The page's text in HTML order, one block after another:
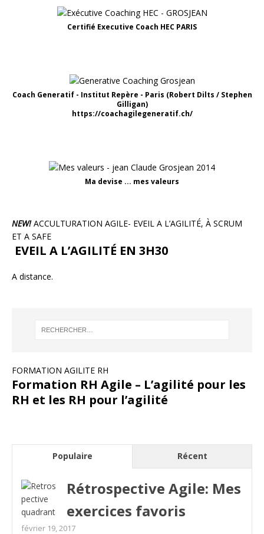
Certifié Executive Coach HEC PARIS
Coach Generatif - Institut Repère - Paris (Robert Dilts / Stephen
Gilligan)
https://coachagilegeneratif.ch/
Ma devise ... mes valeurs
NEW!ACCULTURATION AGILE- EVEIL A L’AGILITÉ, À SCRUM
ET A SAFE
EVEIL A L’AGILITÉ EN 3H30
A distance.
FORMATION AGILITE RH
Formation RH Agile – L’agilité pour les
RH et les RH pour l’agilité
Populaire Récent
Rétrospective Agile: Mes
exercices favoris
février 19, 2017